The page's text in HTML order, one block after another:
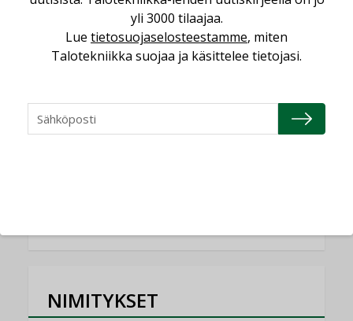
Miten varmistetaan EPD-dokumenteista
saatavien tietojen vertailukelpoisuus?
Vesi- ja viemärimitoittaminen on
jämähtänyt ajassa paikalleen
NIMITYKSET
yli 3000 tilaajaa.
Lue tietosuojaselosteestamme, miten
Talotekniikka suojaa ja käsittelee tietojasi.